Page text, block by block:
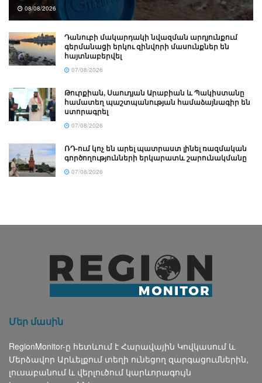
08/08/2026
Դանուբի մակարդակի նվազման արդյունքում
գերմանացի երկու զինվորի մասունքներ են
հայտնաբերվել
07/08/2026
Թուրքիան, Սաուդյան Արաբիան և Պակիստանը
համատեղ պաշտպանության համաձայնագիր են
ստորագրել
07/08/2026
ՌԴ-ում կոչ են արել պատրաստ լինել ռազմական
գործողությունների երկարատև շարունակմանը
07/08/2026
Մեր մասին
RegionMonitor-ը հետևում է Հարավային Կովկասում և
Մերձավոր Արևելքում տեղի ունեցող զարգացումներին,
լուսաբանում և վերլուծում կարևորագույն